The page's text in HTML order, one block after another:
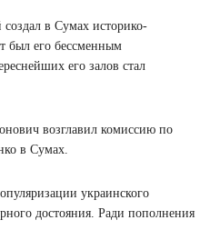
в Сумах историко-
был его бессменным
его залов стал
возглавил комиссию по
в Сумах.
украинского
достояния. Ради пополнения